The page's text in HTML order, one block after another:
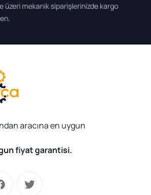
üzeri mekanik siparişlerinizde kargo
aracına en uygun
fiyat garantisi.